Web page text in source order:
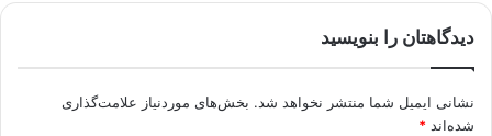
دیدگاهتان را بنویسید
نشانی ایمیل شما منتشر نخواهد شد. بخش‌های موردنیاز علامت‌گذاری
شده‌اند *